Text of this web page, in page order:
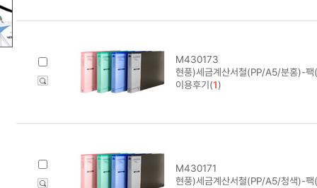
M430173
현풍)세금계산서철(PP/A5/분홍)-팩
이용후기(1)
M430171
현풍)세금계산서철(PP/A5/청색)-팩